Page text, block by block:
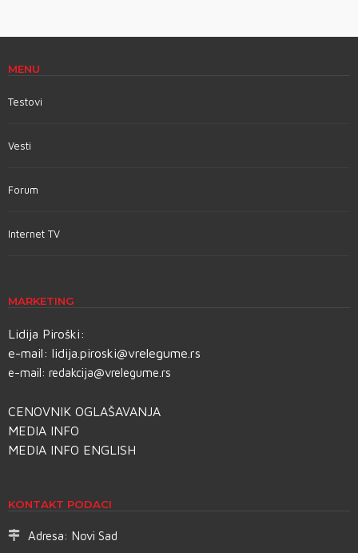
MENU
Testovi
Vesti
Forum
Internet TV
MARKETING
Lidija Piroški:
e-mail: lidija.piroski@vrelegume.rs
e-mail: redakcija@vrelegume.rs
CENOVNIK OGLAŠAVANJA
MEDIA INFO
MEDIA INFO ENGLISH
KONTAKT PODACI
Adresa: Novi Sad